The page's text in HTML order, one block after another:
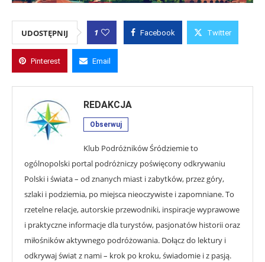
UDOSTĘPNIJ 1 Facebook Twitter
Pinterest Email
REDAKCJA
Obserwuj
Klub Podróżników Śródziemie to
ogólnopolski portal podróżniczy poświęcony odkrywaniu
Polski i świata – od znanych miast i zabytków, przez góry,
szlaki i podziemia, po miejsca nieoczywiste i zapomniane. To
rzetelne relacje, autorskie przewodniki, inspiracje wyprawowe
i praktyczne informacje dla turystów, pasjonatów historii oraz
miłośników aktywnego podróżowania. Dołącz do lektury i
odkrywaj świat z nami – krok po kroku, świadomie i z pasją.